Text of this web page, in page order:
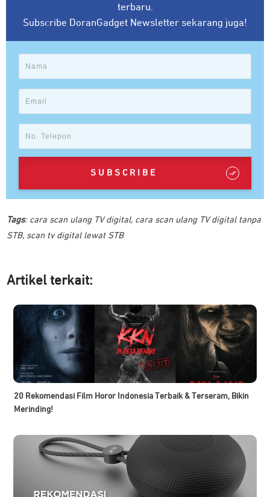
terbaru.
Subscribe DoranGadget Newsletter sekarang juga!
SUBSCRIBE
Tags: cara scan ulang TV digital, cara scan ulang TV digital tanpa
STB, scan tv digital lewat STB
Artikel terkait:
20 Rekomendasi Film Horor Indonesia Terbaik & Terseram, Bikin
Merinding!